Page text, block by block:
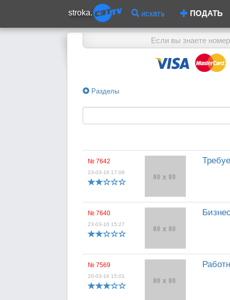
stroka. искать ПОДАТЬ
Если вы знаете
Разделы
№ 7642
23-03-16 17:06
№ 7640
23-03-16 15:27
№ 7569
20-03-16 15:01